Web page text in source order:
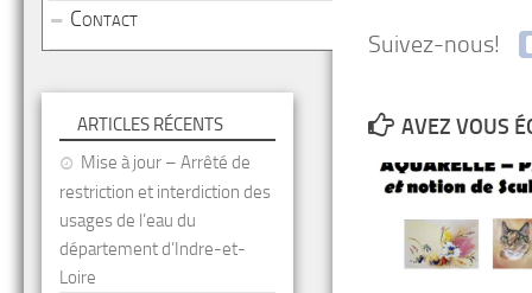
Suivez-nous!
AVEZ VOUS
Contact
ARTICLES RÉCENTS
Mise à jour – Arrêté de
restriction et interdiction des
usages de l’eau du
département d’Indre-et-
Loire